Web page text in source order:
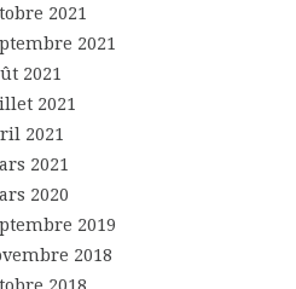
2021
2021
2021
2021
2021
2021
2020
2019
2018